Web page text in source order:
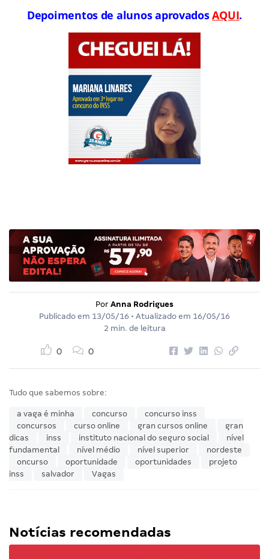
Depoimentos de alunos aprovadosAQUI.
Por Anna Rodrigues
Publicado em 13/05/16 • Atualizado em 16/05/16
2 min. de leitura
0 0
Tudo que sabemos sobre:
a vaga é minha concurso
concurso inss
concursos
curso online gran cursos online
gran
dicas
inss instituto nacional do seguro social
nível
fundamental
nível médio nível superior
nordeste
oncurso
oportunidade oportunidades
projeto
inss
salvador Vagas
Notícias recomendadas